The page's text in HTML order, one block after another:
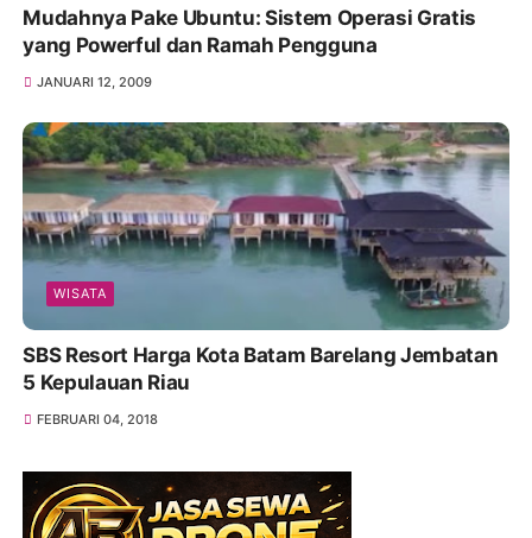
Mudahnya Pake Ubuntu: Sistem Operasi Gratis
yang Powerful dan Ramah Pengguna
JANUARI 12, 2009
WISATA
SBS Resort Harga Kota Batam Barelang Jembatan
5 Kepulauan Riau
FEBRUARI 04, 2018